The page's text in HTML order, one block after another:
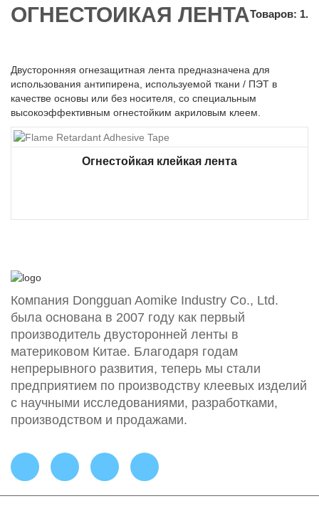
ОГНЕСТОЙКАЯ ЛЕНТАТоваров: 1.
Двусторонняя огнезащитная лента предназначена для
использования антипирена, используемой ткани / ПЭТ в
качестве основы или без носителя, со специальным
высокоэффективным огнестойким акриловым клеем.
Огнестойкая клейкая лента
Компания Dongguan Aomike Industry Co., Ltd.
была основана в 2007 году как первый
производитель двусторонней ленты в
материковом Китае. Благодаря годам
непрерывного развития, теперь мы стали
предприятием по производству клеевых изделий
с научными исследованиями, разработками,
производством и продажами.